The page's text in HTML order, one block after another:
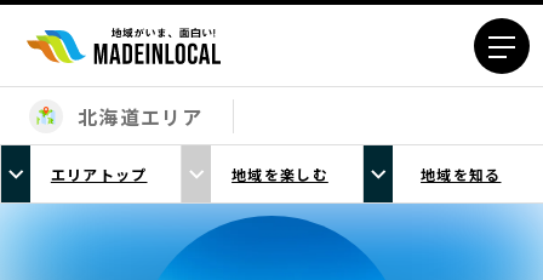
エリアから探す
北海道エリア
青森エリア
宮城エリア
北海道エリア
エリアトップ 地域を楽しむ 地域を知る